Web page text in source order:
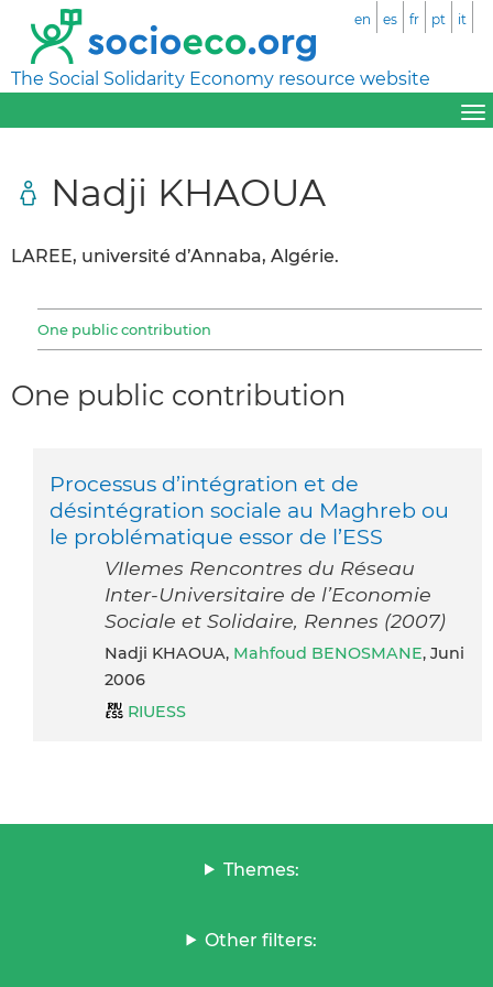
The Social Solidarity Economy resource website
en es fr pt it
Nadji KHAOUA
LAREE, université d’Annaba, Algérie.
One public contribution
One public contribution
Processus d’intégration et de
désintégration sociale au Maghreb ou
le problématique essor de l’ESS
VIIemes Rencontres du Réseau
Inter-Universitaire de l’Economie
Sociale et Solidaire, Rennes (2007)
Nadji KHAOUA, Mahfoud BENOSMANE, Juni
2006
RIUESS
Themes:
Other filters: